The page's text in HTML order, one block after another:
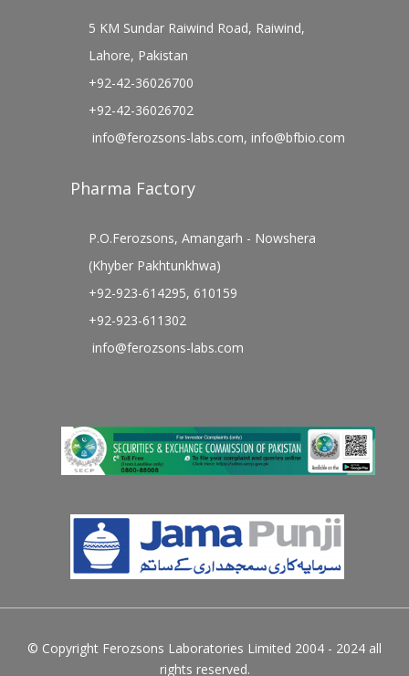
5 KM Sundar Raiwind Road, Raiwind,
Lahore, Pakistan
+92-42-36026700
+92-42-36026702
info@ferozsons-labs.com, info@bfbio.com
Pharma Factory
P.O.Ferozsons, Amangarh - Nowshera
(Khyber Pakhtunkhwa)
+92-923-614295, 610159
+92-923-611302
info@ferozsons-labs.com
© Copyright Ferozsons Laboratories Limited 2004 - 2024 all
rights reserved.